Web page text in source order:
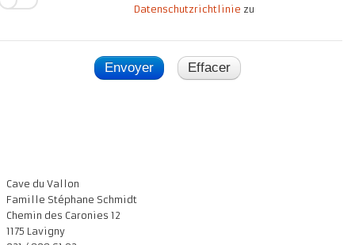
Datenschutzrichtlinie zu
Envoyer Effacer
Cave du Vallon
Famille Stéphane Schmidt
Chemin des Caronies 12
1175 Lavigny